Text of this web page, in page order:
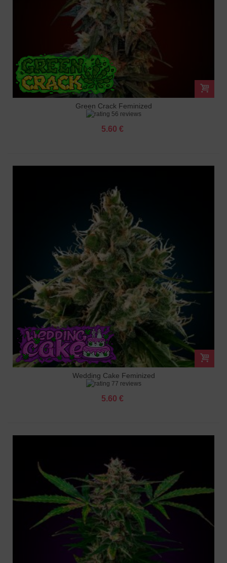
Green Crack Feminized
56 reviews
5.60 €
Wedding Cake Feminized
77 reviews
5.60 €